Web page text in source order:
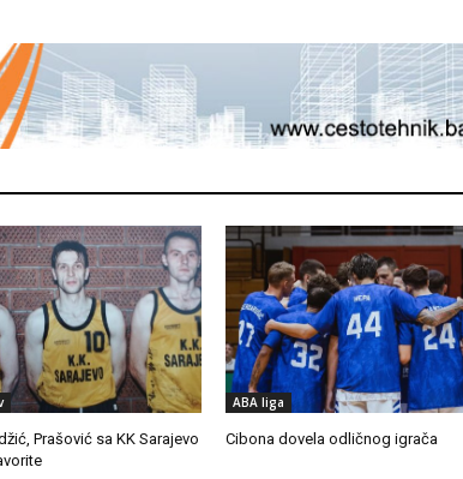
Prašović sa KK Sarajevo
ABA liga
Cibona dovela odličnog igrača